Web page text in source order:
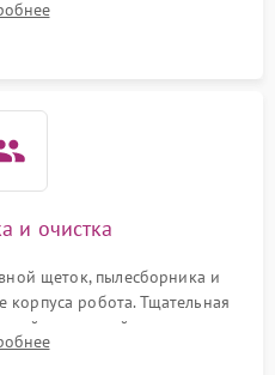
и датчиков падения для
и очистка
щеток, пылесборника и
корпуса робота. Тщательная
шестерней и плат от
и шерсти животных с